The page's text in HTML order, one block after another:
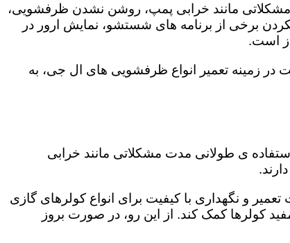
مانند خرابی پمپ، روشن نشدن ظرفشویی،
برخی از برنامه های شستشو، نمایش ارور در
است.
در زمینه تعمیر انواع ظرفشویی های ال جی، به
ی طولانی مدت مشکلاتی مانند خرابی
و نگهداری با کیفیت برای انواع کولرهای گازی
کولرها کمک کند. از این رو، در صورت بروز